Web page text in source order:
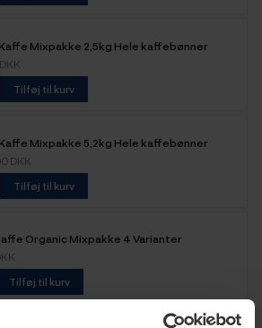
Mixpakke 2,5kg Hele kaffebønner
Tilføj til kurv
Mixpakke 5,2kg Hele kaffebønner
DKK
Tilføj til kurv
Organic Mixpakke 4 Varianter
Tilføj til kurv